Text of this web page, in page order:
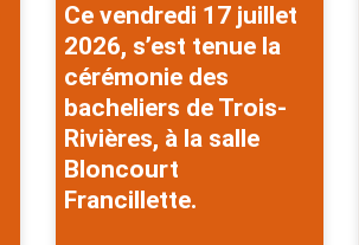
Ce vendredi 17 juillet
2026, s’est tenue la
cérémonie des
bacheliers de Trois-
Rivières, à la salle
Bloncourt
Francillette.